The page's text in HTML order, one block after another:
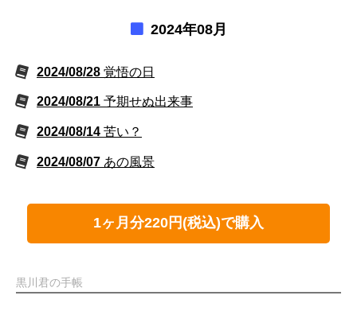
2024年08月
2024/08/28 覚悟の日
2024/08/21 予期せぬ出来事
2024/08/14 苦い？
2024/08/07 あの風景
1ヶ月分220円(税込)で購入
黒川君の手帳